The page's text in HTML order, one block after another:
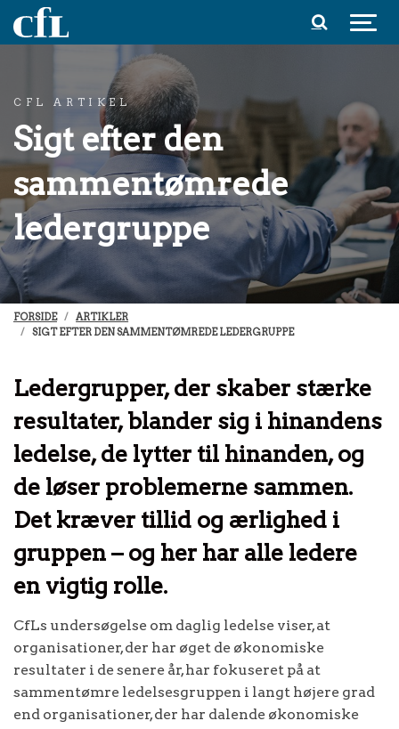
Spring til indhold
CFL ARTIKEL
Sigt efter den
sammentømrede
ledergruppe
FORSIDE
ARTIKLER
SIGT EFTER DEN SAMMENTØMREDE LEDERGRUPPE
Ledergrupper, der skaber stærke
resultater, blander sig i hinandens
ledelse, de lytter til hinanden, og
de løser problemerne sammen.
Det kræver tillid og ærlighed i
gruppen – og her har alle ledere
en vigtig rolle.
CfLs undersøgelse om daglig ledelse viser, at
organisationer, der har øget de økonomiske
resultater i de senere år, har fokuseret på at
sammentømre ledelsesgruppen i langt højere grad
end organisationer, der har dalende økonomiske